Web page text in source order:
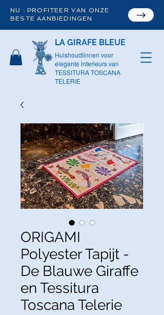
NU : PROFITEER VAN ONZE
BESTE AANBIEDINGEN
LA GIRAFE BLEUE
Huishoudlinnen voor
elegante interieurs van
TESSITURA TOSCANA
TELERIE
ORIGAMI
Polyester Tapijt -
De Blauwe Giraffe
en Tessitura
Toscana Telerie